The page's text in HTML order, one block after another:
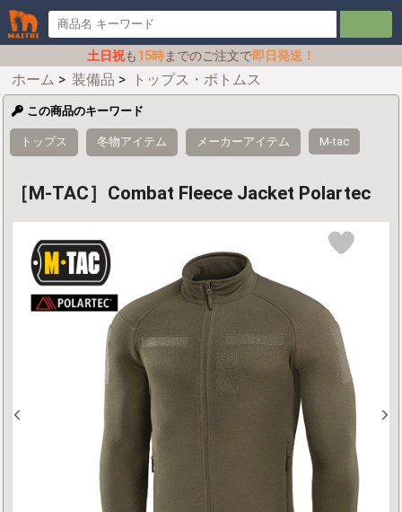
土日祝も15時までのご注文で即日発送！
ホーム > 装備品 > トップス・ボトムス
この商品のキーワード
トップス 冬物アイテム メーカーアイテム M-tac
［M-TAC］Combat Fleece Jacket Polartec